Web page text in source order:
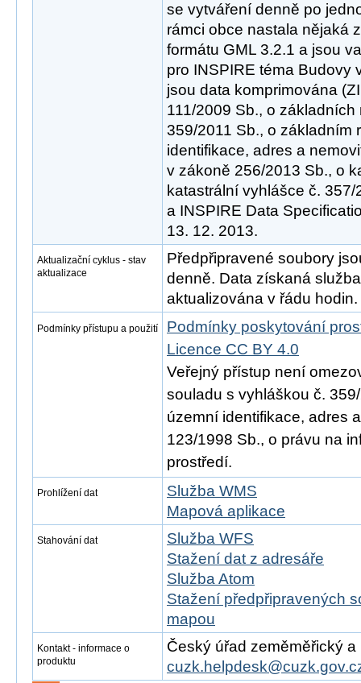
se vytváření denně po
rámci obce nastala nějaká
formátu GML 3.2.1 a jsou
pro INSPIRE téma Budovy
jsou data komprimována
111/2009 Sb., o
359/2011 Sb., o základním
identifikace, adres a
v zákoně 256/2013 Sb., o
katastrální vyhlášce č.
a INSPIRE Data
13. 12. 2013.
Aktualizační cyklus - stav
aktualizace
Předpřipravené soubory
denně. Data získaná
aktualizována v řádu hodin.
Podmínky přístupu a použití
Podmínky poskytování
Licence CC BY 4.0
Veřejný přístup není
souladu s vyhláškou č.
územní identifikace, adres
123/1998 Sb., o právu na
prostředí.
Prohlížení dat
Služba WMS
Mapová aplikace
Stahování dat
Služba WFS
Stažení dat z adresáře
Služba Atom
Stažení předpřipravených
mapou
Kontakt - informace o
produktu
Český úřad zeměměřický